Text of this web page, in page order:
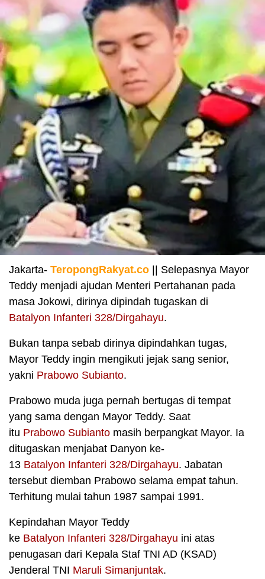
Jakarta- TeropongRakyat.co || Selepasnya Mayor
Teddy menjadi ajudan Menteri Pertahanan pada
masa Jokowi, dirinya dipindah tugaskan di
Batalyon Infanteri 328/Dirgahayu.
Bukan tanpa sebab dirinya dipindahkan tugas,
Mayor Teddy ingin mengikuti jejak sang senior,
yakni Prabowo Subianto.
Prabowo muda juga pernah bertugas di tempat
yang sama dengan Mayor Teddy. Saat
itu Prabowo Subianto masih berpangkat Mayor. Ia
ditugaskan menjabat Danyon ke-
13 Batalyon Infanteri 328/Dirgahayu. Jabatan
tersebut diemban Prabowo selama empat tahun.
Terhitung mulai tahun 1987 sampai 1991.
Kepindahan Mayor Teddy
ke Batalyon Infanteri 328/Dirgahayu ini atas
penugasan dari Kepala Staf TNI AD (KSAD)
Jenderal TNI Maruli Simanjuntak.